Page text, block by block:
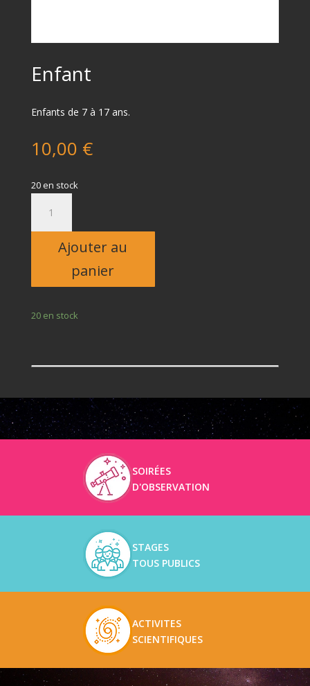
Enfant
Enfants de 7 à 17 ans.
10,00 €
20 en stock
Enfant
Ajouter au
panier
20 en stock
SOIRÉES
D'OBSERVATION
STAGES
TOUS PUBLICS
ACTIVITES
SCIENTIFIQUES